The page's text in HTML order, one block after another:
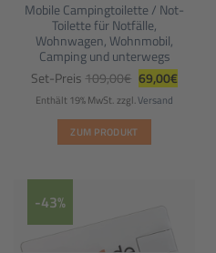
gewählt
werden
Mobile Campingtoilette / Not-
Toilette für Notfälle,
Wohnwagen, Wohnmobil,
Camping und unterwegs
Set-Preis 109,00€ Ursprünglicher
Preis
war:
109,00€
69,00€Aktueller
Preis
Enthält 19% MwSt.zzgl.Versand
ZUM PRODUKT
-43%